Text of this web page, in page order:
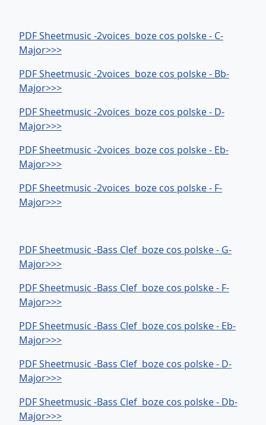
PDF Sheetmusic -2voices boze cos polske - C-
Major>>>
PDF Sheetmusic -2voices boze cos polske - Bb-
Major>>>
PDF Sheetmusic -2voices boze cos polske - D-
Major>>>
PDF Sheetmusic -2voices boze cos polske - Eb-
Major>>>
PDF Sheetmusic -2voices boze cos polske - F-
Major>>>
PDF Sheetmusic -Bass Clef boze cos polske - G-
Major>>>
PDF Sheetmusic -Bass Clef boze cos polske - F-
Major>>>
PDF Sheetmusic -Bass Clef boze cos polske - Eb-
Major>>>
PDF Sheetmusic -Bass Clef boze cos polske - D-
Major>>>
PDF Sheetmusic -Bass Clef boze cos polske - Db-
Major>>>